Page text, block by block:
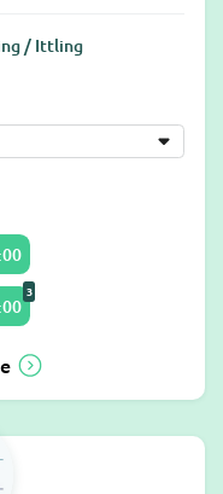
/ Ittling
3